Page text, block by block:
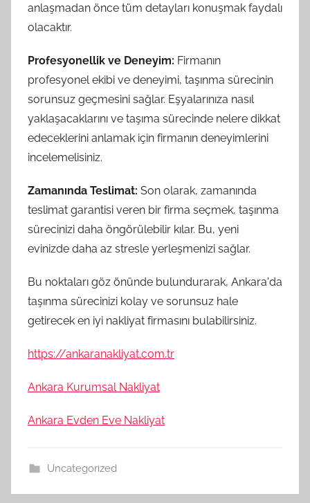
anlaşmadan önce tüm detayları konuşmak faydalı
olacaktır.
Profesyonellik ve Deneyim: Firmanın
profesyonel ekibi ve deneyimi, taşınma sürecinin
sorunsuz geçmesini sağlar. Eşyalarınıza nasıl
yaklaşacaklarını ve taşıma sürecinde nelere dikkat
edeceklerini anlamak için firmanın deneyimlerini
incelemelisiniz.
Zamanında Teslimat: Son olarak, zamanında
teslimat garantisi veren bir firma seçmek, taşınma
sürecinizi daha öngörülebilir kılar. Bu, yeni
evinizde daha az stresle yerleşmenizi sağlar.
Bu noktaları göz önünde bulundurarak, Ankara'da
taşınma sürecinizi kolay ve sorunsuz hale
getirecek en iyi nakliyat firmasını bulabilirsiniz.
https://ankaranakliyat.com.tr
Ankara Kurumsal Nakliyat
Ankara Evden Eve Nakliyat
Uncategorized